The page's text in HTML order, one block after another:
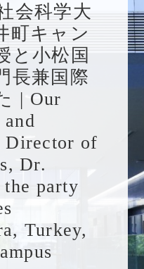
会科学大
町キャン
と小松国
長兼国際
| Our
Director of
Dr.
the party
Turkey,